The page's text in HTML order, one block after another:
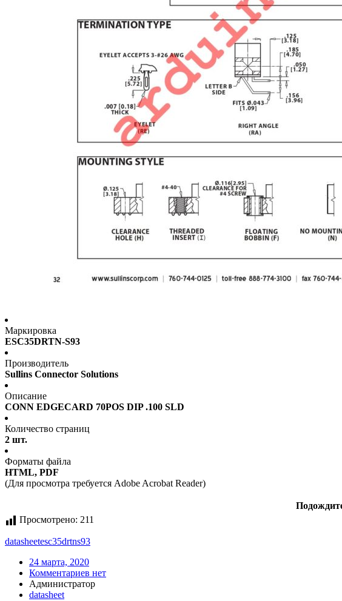
Маркировка
ESC35DRTN-S93
Производитель
Sullins Connector Solutions
Описание
CONN EDGECARD 70POS DIP .100 SLD
Количество страниц
2 шт.
Форматы файла
HTML, PDF
(Для просмотра требуется Adobe Acrobat Reader)
Просмотрено: 211
datasheetesc35drtns93
24 марта, 2020
Комментариев нет
Администратор
datasheet